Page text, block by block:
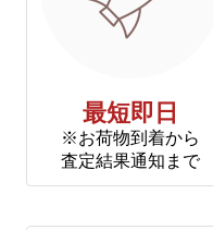
最短即日
※お荷物到着から
査定結果通知まで